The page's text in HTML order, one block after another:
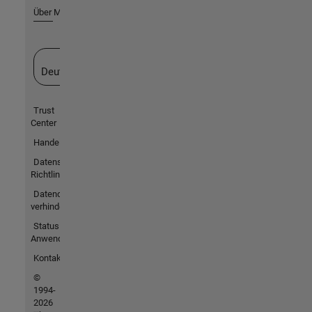
Über MathWorks
Deutschland
Trust
Center
Handelsmarken
Datenschutz-
Richtlinien
Datendiebstahl
verhindern
Status von
Anwendungen
Kontakt
©
1994-
2026